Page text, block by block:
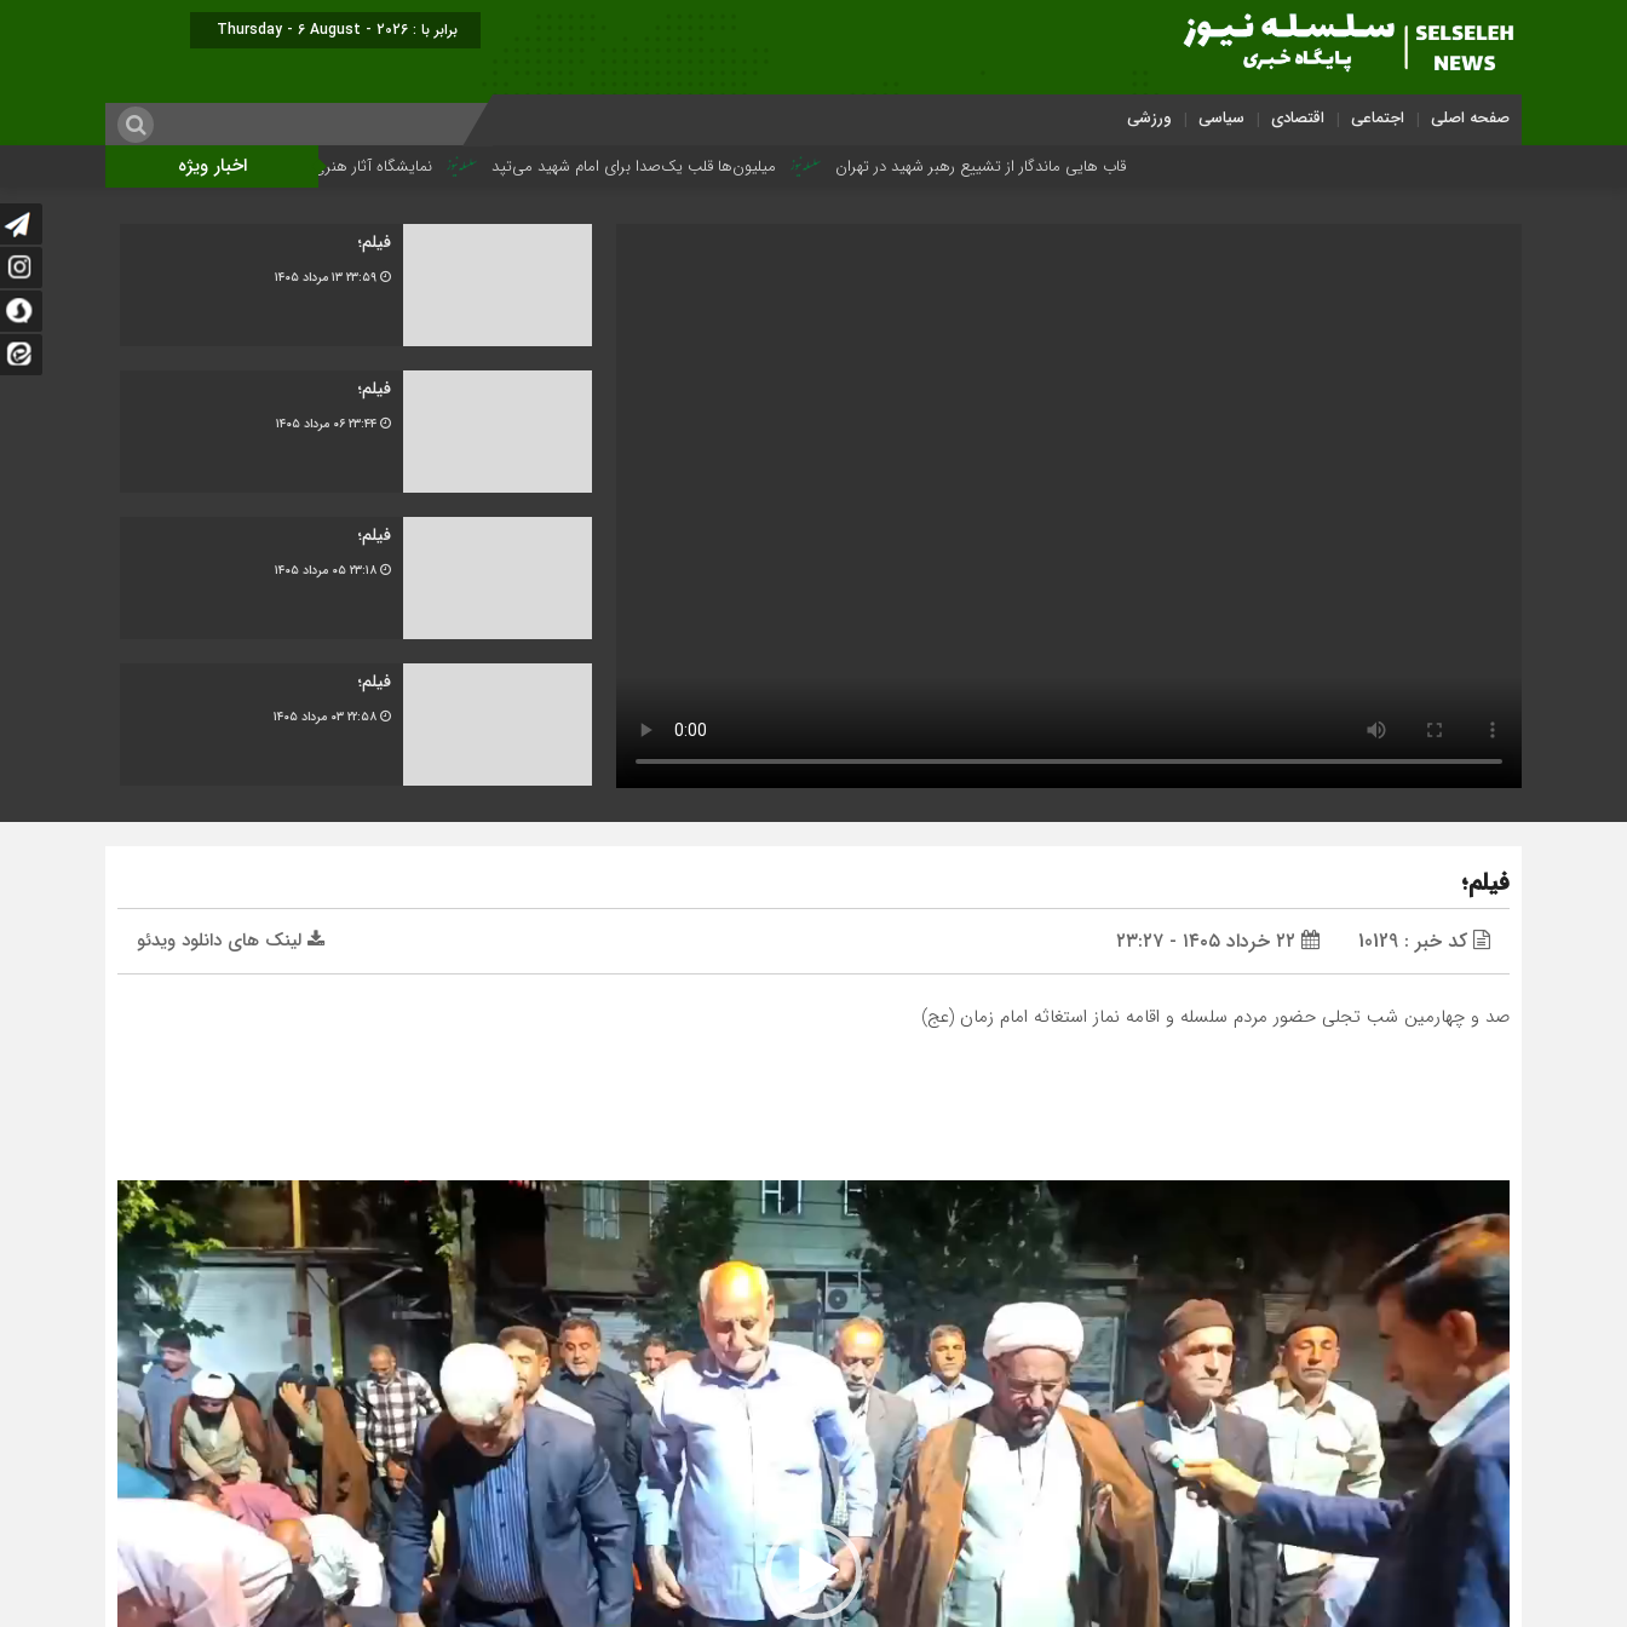
برابر با : Thursday - 6 August - 2026
صفحه اصلی اجتماعی اقتصادی سیاسی ورزشی
اخبار ویژه قاب هایی ماندگار از تشییع رهبر شهید در تهران میلیون‌ها قلب یک‌صدا برای امام شهید می‌تپد نمایشگاه آثار هنری ویژه ارتحال امام (ره)برگزار میگردد.
فیلم؛
۲۳:۵۹ ۱۳ مرداد ۱۴۰۵
فیلم؛
۲۳:۴۴ ۰۶ مرداد ۱۴۰۵
فیلم؛
۲۳:۱۸ ۰۵ مرداد ۱۴۰۵
فیلم؛
۲۲:۵۸ ۰۳ مرداد ۱۴۰۵
فیلم؛
کد خبر : 10129 لینک های دانلود ویدئو
صد و چهارمین شب تجلی حضور مردم سلسله و اقامه نماز استغاثه امام زمان (عج)
ویدیو